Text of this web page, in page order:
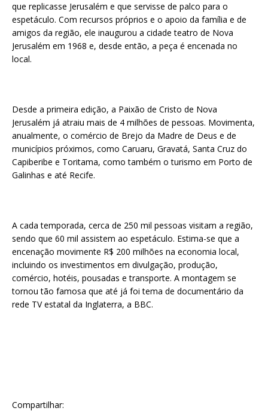
que replicasse Jerusalém e que servisse de palco para o
espetáculo. Com recursos próprios e o apoio da família e de
amigos da região, ele inaugurou a cidade teatro de Nova
Jerusalém em 1968 e, desde então, a peça é encenada no
local.
Desde a primeira edição, a Paixão de Cristo de Nova
Jerusalém já atraiu mais de 4 milhões de pessoas. Movimenta,
anualmente, o comércio de Brejo da Madre de Deus e de
municípios próximos, como Caruaru, Gravatá, Santa Cruz do
Capiberibe e Toritama, como também o turismo em Porto de
Galinhas e até Recife.
A cada temporada, cerca de 250 mil pessoas visitam a região,
sendo que 60 mil assistem ao espetáculo. Estima-se que a
encenação movimente R$ 200 milhões na economia local,
incluindo os investimentos em divulgação, produção,
comércio, hotéis, pousadas e transporte. A montagem se
tornou tão famosa que até já foi tema de documentário da
rede TV estatal da Inglaterra, a BBC.
Compartilhar: